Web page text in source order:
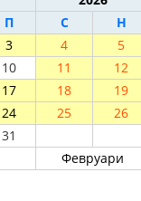
П С
Н
3 4
5
10 11
12
17 18
19
24 25
26
31
Февруари